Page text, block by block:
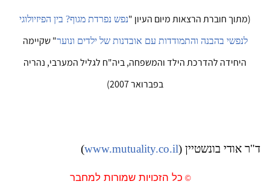
(מתוך חוברת הרצאות מיום העיון "נפש נפרדת מגוף? בין הפיזיולוגי
לנפשי בהבנה והתמודדות עם אובדנות של ילדים ונוער" שקיימה
היחידה להדרכת הילד והמשפחה,ביה"ח לגליל המערבי, נהריה
בפברואר 2007)
ד"ר אודי בונשטיין (www.mutuality.co.il
)
© כל הזכויותשמורותלמחבר